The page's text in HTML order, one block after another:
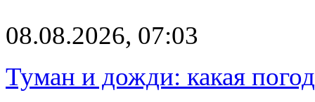
08.08.2026, 07:03
Туман и дожди: какая